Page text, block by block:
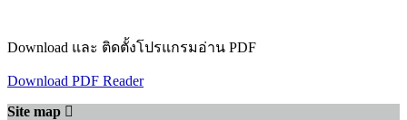
Download และ ติดตั้งโปรแกรมอ่าน PDF
Download PDF Reader
Site map